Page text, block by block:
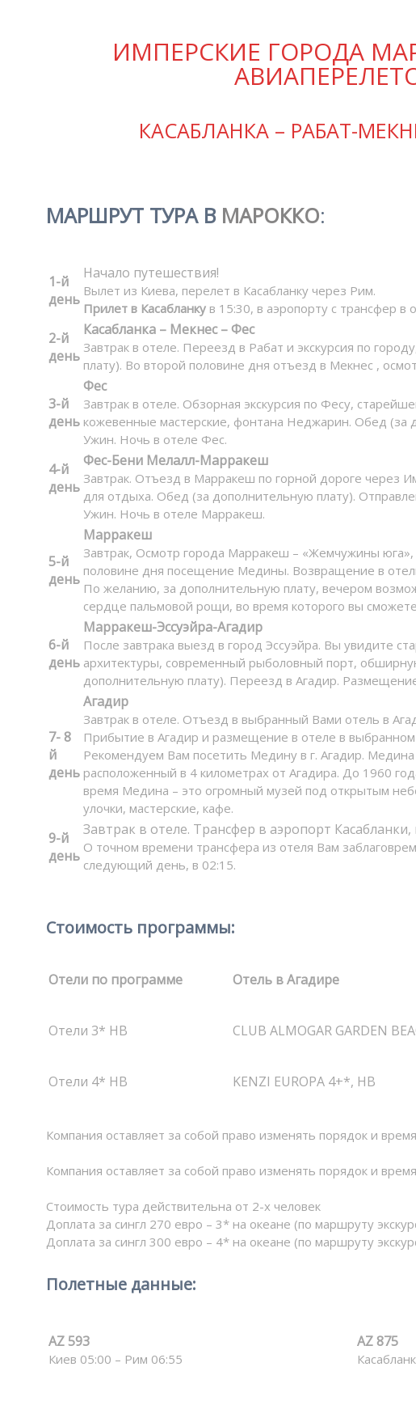
ИМПЕРСКИЕ ГОРОДА
КАСАБЛАНКА – РАБАТ-
МАРШРУТ ТУРА В МАРОККО:
1-й
день
Начало путешествия!
Вылет из Киева, перелет в Касабланку через Рим.
Прилет в Касабланку в 15:30, в аэропорту с трансфер
2-й
день
Касабланка – Мекнес – Фес
Завтрак в отеле. Переезд в Рабат и экскурсия по
плату). Во второй половине дня отъезд в Мекнес ,
3-й
день
Фес
Завтрак в отеле. Обзорная экскурсия по Фесу,
кожевенные мастерские, фонтана Неджарин. Обед (за
Ужин. Ночь в отеле Фес.
4-й
день
Фес-Бени Мелалл-Марракеш
Завтрак. Отъезд в Марракеш по горной дороге через
для отдыха. Обед (за дополнительную плату).
Ужин. Ночь в отеле Марракеш.
5-й
день
Марракеш
Завтрак, Осмотр города Марракеш – «Жемчужины
половине дня посещение Медины. Возвращение в
По желанию, за дополнительную плату, вечером
сердце пальмовой рощи, во время которого вы
6-й
день
Марракеш-Эссуэйра-Агадир
После завтрака выезд в город Эссуэйра. Вы увидите
архитектуры, современный рыболовный порт,
дополнительную плату). Переезд в Агадир.
7- 8
й
день
Агадир
Завтрак в отеле. Отъезд в выбранный Вами отель в
Прибытие в Агадир и размещение в отеле в
Рекомендуем Вам посетить Медину в г. Агадир.
расположенный в 4 километрах от Агадира. До 1960
время Медина – это огромный музей под открытым
улочки, мастерские, кафе.
9-й
день
Завтрак в отеле. Трансфер в аэропорт Касабланки,
О точном времени трансфера из отеля Вам
следующий день, в 02:15.
Стоимость программы:
Отели по программе Отель в Агадире
Отели 3* HB CLUB ALMOGAR GARDEN
Отели 4* HB KENZI EUROPA 4+*, HB
Компания оставляет за собой право изменять порядок и
Компания оставляет за собой право изменять порядок и
Стоимость тура действительна от 2-х человек
Доплата за сингл 270 евро – 3* на океане (по маршруту
Доплата за сингл 300 евро – 4* на океане (по маршруту
Полетные данные:
AZ593
Киев 05:00 – Рим 06:55
AZ 875